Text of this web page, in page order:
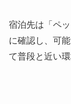
宿泊先は「ペ
に確認し、可
て普段と近い